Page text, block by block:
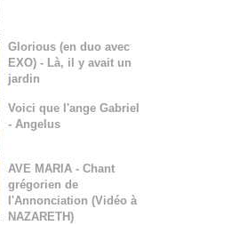
Glorious (en duo avec
EXO) - Là, il y avait un
jardin
Voici que l'ange Gabriel
- Angelus
AVE MARIA - Chant
grégorien de
l'Annonciation (Vidéo à
NAZARETH)